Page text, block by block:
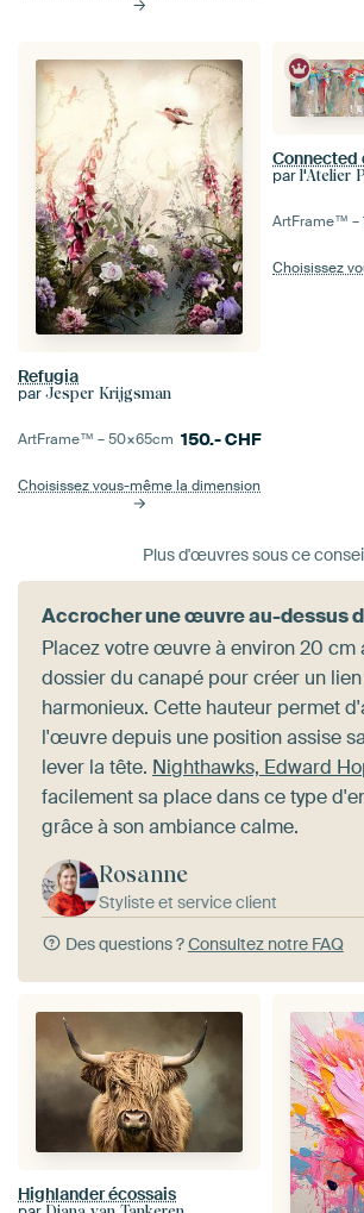
Refugia
par Jesper Krijgsman
ArtFrame™ –50×65cm 150.-CHF
Choisissez vous-même la dimension
Connected
par l'Atelier
ArtFrame™ –
Choisissez
Plus d'œuvres sous ce
Accrocher une œuvre au-dessus
Placez votre œuvre à environ 20 cm
dossier du canapé pour créer un
harmonieux. Cette hauteur permet
l'œuvre depuis une position assise
lever la tête. Nighthawks, Edward
facilement sa place dans ce type
grâce à son ambiance calme.
Rosanne
Styliste et service client
Des questions ?Consultez notre FAQ
Highlander écossais